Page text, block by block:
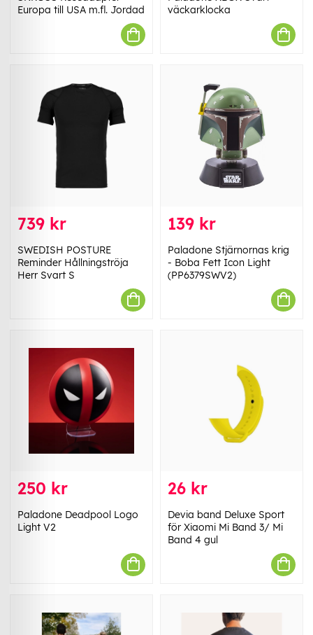
Europa till USA m.fl. Jordad
väckarklocka
739 kr
SWEDISH POSTURE
Reminder Hållningströja
Herr Svart S
139 kr
Paladone Stjärnornas krig
- Boba Fett Icon Light
(PP6379SWV2)
250 kr
Paladone Deadpool Logo
Light V2
26 kr
Devia band Deluxe Sport
för Xiaomi Mi Band 3/ Mi
Band 4 gul